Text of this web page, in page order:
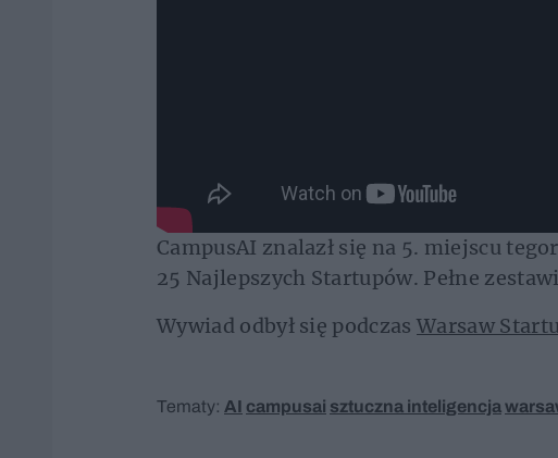
CampusAI znalazł się na 5. miejscu
25 Najlepszych Startupów. Pełne
Wywiad odbył się podczasWarsaw
Tematy: AI campusai sztuczna inteligencja